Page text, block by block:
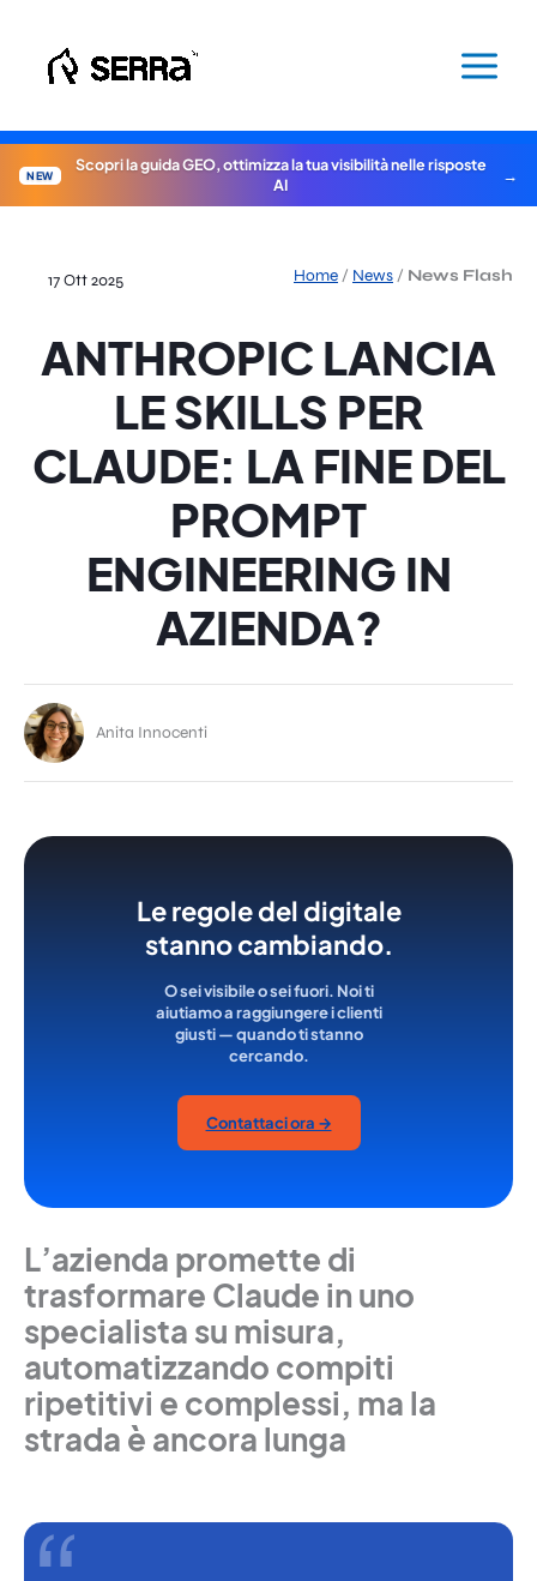
contenuto
NEW
Scopri la guida GEO, ottimizza la tua visibilità nelle risposte
AI
Home / News / News Flash
17 Ott 2025
ANTHROPIC LANCIA
LE SKILLS PER
CLAUDE: LA FINE DEL
PROMPT
ENGINEERING IN
AZIENDA?
Anita Innocenti
Le regole del digitale
stanno cambiando.
O sei visibile o sei fuori. Noi ti
aiutiamo a raggiungere i clienti
giusti — quando ti stanno
cercando.
Contattaci ora →
L’azienda promette di
trasformare Claude in uno
specialista su misura,
automatizzando compiti
ripetitivi e complessi, ma la
strada è ancora lunga